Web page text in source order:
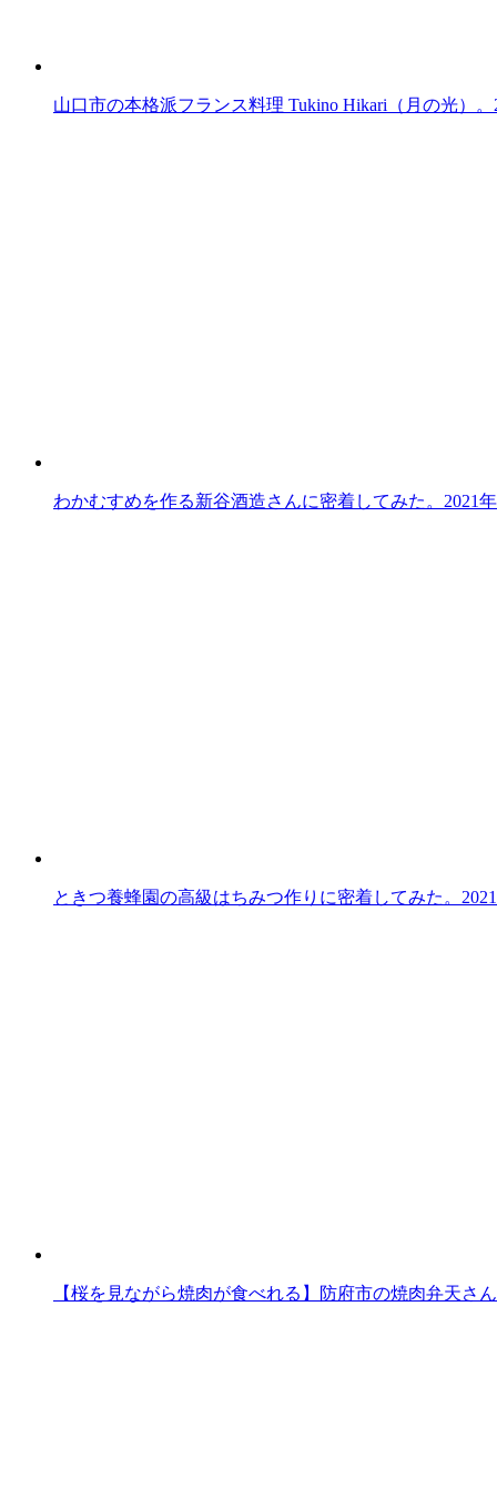
山口市の本格派フランス料理 Tukino Hikari（月の光）。
わかむすめを作る新谷酒造さんに密着してみた。 2021
ときつ養蜂園の高級はちみつ作りに密着してみた。
【桜を見ながら焼肉が食べれる】防府市の焼肉弁天さ